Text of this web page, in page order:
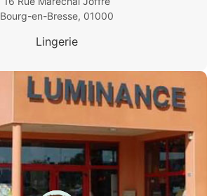
Bourg-en-Bresse, 01000
Lingerie